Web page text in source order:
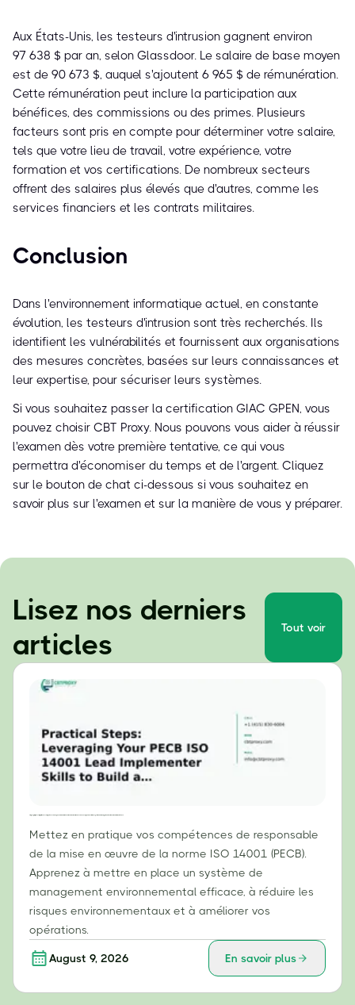
Aux États-Unis, les testeurs d'intrusion gagnent environ
97 638 $ par an, selon Glassdoor. Le salaire de base moyen
est de 90 673 $, auquel s'ajoutent 6 965 $ de rémunération.
Cette rémunération peut inclure la participation aux
bénéfices, des commissions ou des primes. Plusieurs
facteurs sont pris en compte pour déterminer votre salaire,
tels que votre lieu de travail, votre expérience, votre
formation et vos certifications. De nombreux secteurs
offrent des salaires plus élevés que d'autres, comme les
services financiers et les contrats militaires.
Conclusion
Dans l'environnement informatique actuel, en constante
évolution, les testeurs d'intrusion sont très recherchés. Ils
identifient les vulnérabilités et fournissent aux organisations
des mesures concrètes, basées sur leurs connaissances et
leur expertise, pour sécuriser leurs systèmes.
Si vous souhaitez passer la certification GIAC GPEN, vous
pouvez choisir CBT Proxy. Nous pouvons vous aider à réussir
l'examen dès votre première tentative, ce qui vous
permettra d'économiser du temps et de l'argent. Cliquez
sur le bouton de chat ci-dessous si vous souhaitez en
savoir plus sur l'examen et sur la manière de vous y préparer.
Lisez nos derniers
articles
Tout voir
Mettez en pratique vos compétences de responsable
de la mise en œuvre de la norme ISO 14001 (PECB).
Apprenez à mettre en place un système de
management environnemental efficace, à réduire les
risques environnementaux et à améliorer vos
opérations.
August 9, 2026 En savoir plus